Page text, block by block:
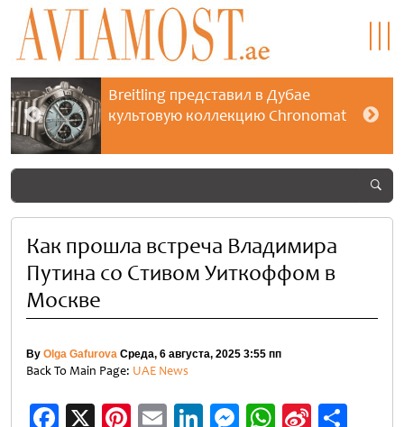
Breitling представил в Дубае
культовую коллекцию Chronomat
Как прошла встреча Владимира
Путина со Стивом Уиткоффом в
Москве
By Olga Gafurova Среда, 6 августа, 2025 3:55 пп
Back To Main Page: UAE News
Facebook
X Pinterest
EmailLinkedIn
Messenger
WhatsApp
Sina